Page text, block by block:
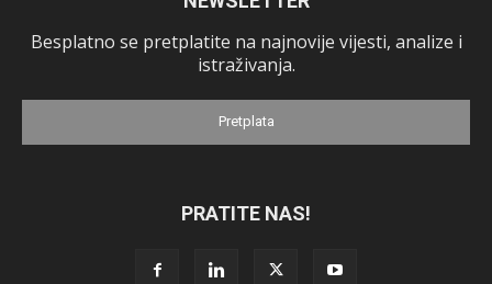
Besplatno se pretplatite na najnovije vijesti, analize i
istraživanja.
Pretplata
PRATITE NAS!